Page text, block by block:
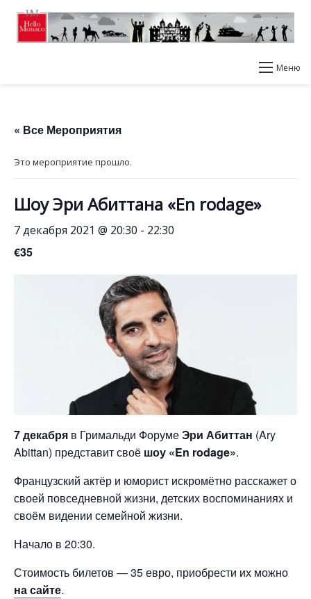
Меню
« Все Мероприятия
Это мероприятие прошло.
Шоу Эри Абиттана «En rodage»
7 декабря 2021 @ 20:30 - 22:30
€35
7 декабря в Гримальди ФорумеЭри Абиттан (Ary
Abittan) представит своё шоу «En rodage».
Французский актёр и юморист искромётно расскажет о
своей повседневной жизни, детских воспоминаниях и
своём видении семейной жизни.
Начало в 20:30.
Стоимость билетов — 35 евро, приобрести их можно
на сайте.